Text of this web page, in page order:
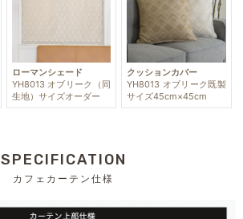
ローマンシェード
YH8013 オブリーク（同
生地）サイズオーダー
クッションカバー
YH8013 オブリーク既製
サイズ45cm×45cm
SPECIFICATION
カフェカーテン仕様